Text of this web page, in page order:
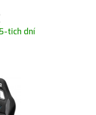
tich dní